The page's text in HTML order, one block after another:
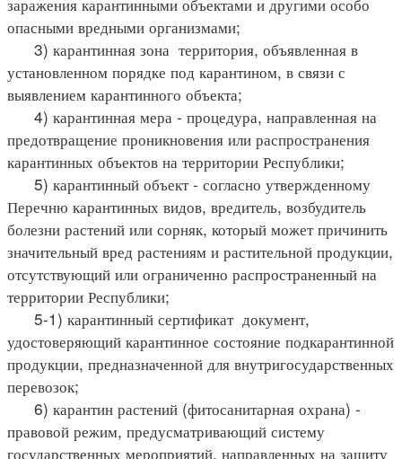
опасными вредными организмами;
3) карантинная зона территория, объявленная в
установленном порядке под карантином, в связи с
выявлением карантинного объекта;
4) карантинная мера - процедура, направленная на
предотвращение проникновения или распространения
карантинных объектов на территории Республики;
5) карантинный объект - согласно утвержденному
Перечню карантинных видов, вредитель, возбудитель
болезни растений или сорняк, который может причинить
значительный вред растениям и растительной продукции,
отсутствующий или ограниченно распространенный на
территории Республики;
5-1) карантинный сертификат документ,
удостоверяющий карантинное состояние подкарантинной
продукции, предназначенной для внутригосударственных
перевозок;
6) карантин растений (фитосанитарная охрана) -
правовой режим, предусматривающий систему
государственных мероприятий, направленных на защиту